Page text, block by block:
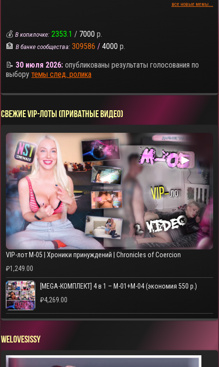
все новые мемы...
💰В копилочке: 2353.1 / 7000 р.
🏦В банке сообщества: 309586 / 4000 р.
📝30 июля 2026: опубликованы результаты голосования по
выборутемы след. ролика
СВЕЖИЕ VIP-ЛОТЫ (ПРИВАТНЫЕ ВИДЕО)
▶
VIP-лот M-05 | Хроники принуждений | Chronicles of Coercion
₽1,249.00
[MEGA-КОМПЛЕКТ] 4 в 1 – M-01+M-04 (экономия 550 р.)
₽4,269.00
WELOVESISSY